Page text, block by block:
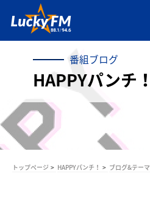
番組ブログ
HAPPYパンチ！
トップページ HAPPYパンチ！ ブログ&テーマ